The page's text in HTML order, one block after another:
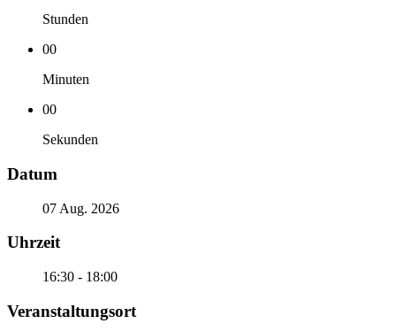
Stunden
00
Minuten
00
Sekunden
Datum
07 Aug. 2026
Uhrzeit
16:30 - 18:00
Veranstaltungsort